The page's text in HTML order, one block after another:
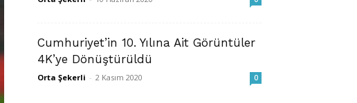
Cumhuriyet’in 10. Yılına Ait Görüntüler
4K’ye Dönüştürüldü
Orta Şekerli - 2 Kasım 2020 0